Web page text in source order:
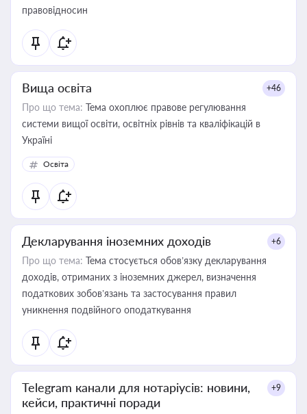
правовідносин
Вища освіта +46
Про що тема: Тема охоплює правове регулювання
системи вищої освіти, освітніх рівнів та кваліфікацій в
Україні
Освіта
Декларування іноземних доходів +6
Про що тема: Тема стосується обов’язку декларування
доходів, отриманих з іноземних джерел, визначення
податкових зобов’язань та застосування правил
уникнення подвійного оподаткування
Telegram канали для нотаріусів: новини,
кейси, практичні поради
+9